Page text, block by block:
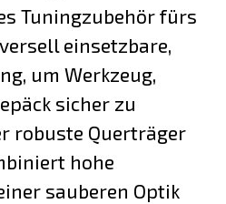
Tuningzubehör fürs
einsetzbare,
um Werkzeug,
sicher zu
robuste Querträger
hohe
sauberen Optik